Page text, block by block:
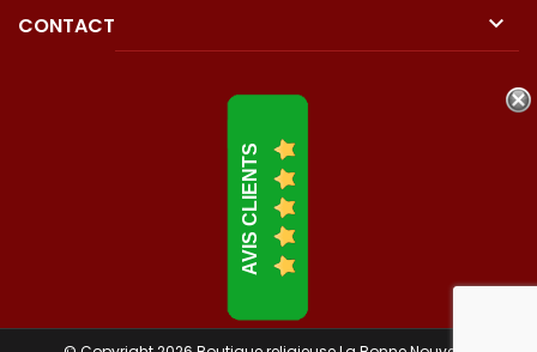
CONTACT 
AVIS CLIENTS